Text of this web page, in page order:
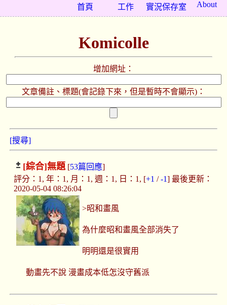
About
實況保存室
工作
首頁
Komicolle
增加網址：
文章備註、標題(會記錄下來，但是暫時不會顯示)：
[搜尋]
[綜合]無題[53篇回應]
評分：1, 年：1, 月：1, 週：1, 日：1, [+1 /-1] 最後更新：
2020-05-04 08:26:04
>昭和畫風
為什麼昭和畫風全部消失了
明明還是很實用
動畫先不說 漫畫成本低怎沒守舊派